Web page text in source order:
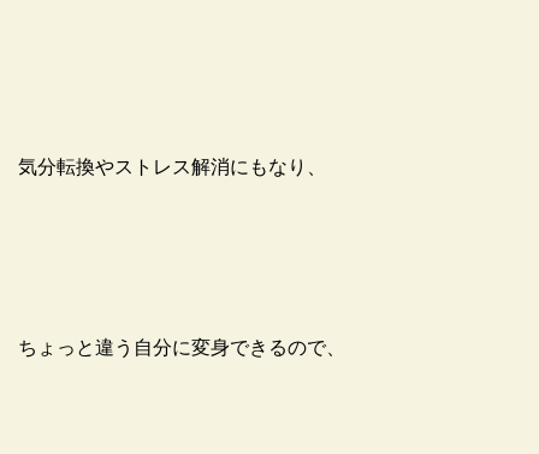
気分転換やストレス解消にもなり、
ちょっと違う自分に変身できるので、